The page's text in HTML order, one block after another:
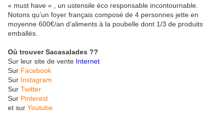
« must have » , un ustensile éco responsable incontournable.
Notons qu’un foyer français composé de 4 personnes jette en
moyenne 600€/an d’aliments à la poubelle dont 1/3 de produits
emballés.
Où trouver Sacasalades ??
Sur leur site de vente Internet
Sur Facebook
Sur Instagram
Sur Twitter
Sur Pinterest
et sur Youtube